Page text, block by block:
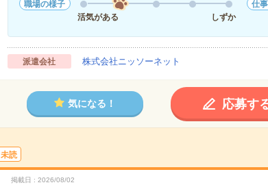
職場の様子
活気がある
しずか
仕
派遣会社 株式会社ニッソーネット
気になる！ 応募す
未読
掲載日 2026/08/02